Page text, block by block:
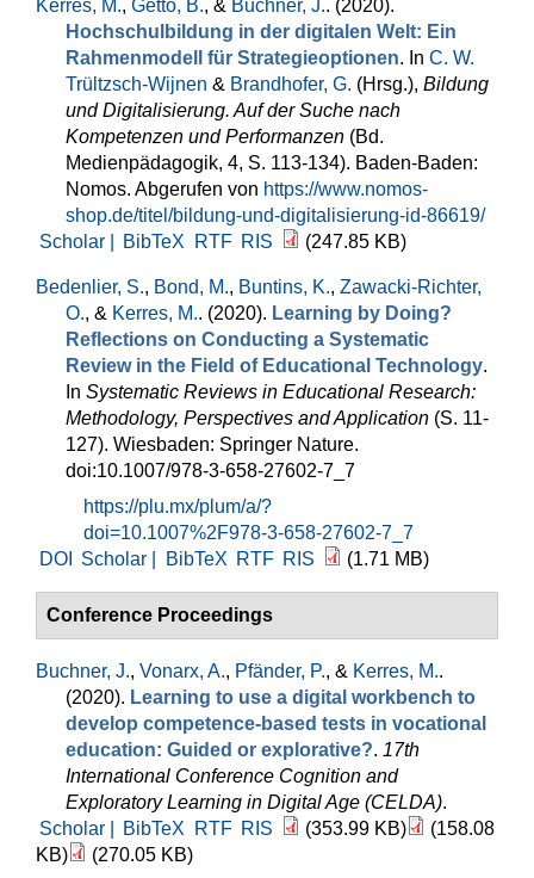
Kerres, M., Getto, B., & Buchner, J.. (2020).
Hochschulbildung in der digitalen Welt: Ein
Rahmenmodell für Strategieoptionen. In C. W.
Trültzsch-Wijnen & Brandhofer, G. (Hrsg.), Bildung
und Digitalisierung. Auf der Suche nach
Kompetenzen und Performanzen (Bd.
Medienpädagogik, 4, S. 113-134). Baden-Baden:
Nomos. Abgerufen von https://www.nomos-
shop.de/titel/bildung-und-digitalisierung-id-86619/
Scholar |
BibTeX RTF RIS (247.85 KB)
Bedenlier, S., Bond, M., Buntins, K., Zawacki-Richter,
O., & Kerres, M.. (2020). Learning by Doing?
Reflections on Conducting a Systematic
Review in the Field of Educational Technology.
In Systematic Reviews in Educational Research:
Methodology, Perspectives and Application (S. 11-
127). Wiesbaden: Springer Nature.
doi:10.1007/978-3-658-27602-7_7
https://plu.mx/plum/a/?
doi=10.1007%2F978-3-658-27602-7_7
DOI
Scholar | BibTeX RTF RIS (1.71 MB)
Conference Proceedings
Buchner, J., Vonarx, A., Pfänder, P., & Kerres, M..
(2020). Learning to use a digital workbench to
develop competence-based tests in vocational
education: Guided or explorative?. 17th
International Conference Cognition and
Exploratory Learning in Digital Age (CELDA).
Scholar |
BibTeX RTF RIS (353.99 KB)
(158.08
KB)
(270.05 KB)